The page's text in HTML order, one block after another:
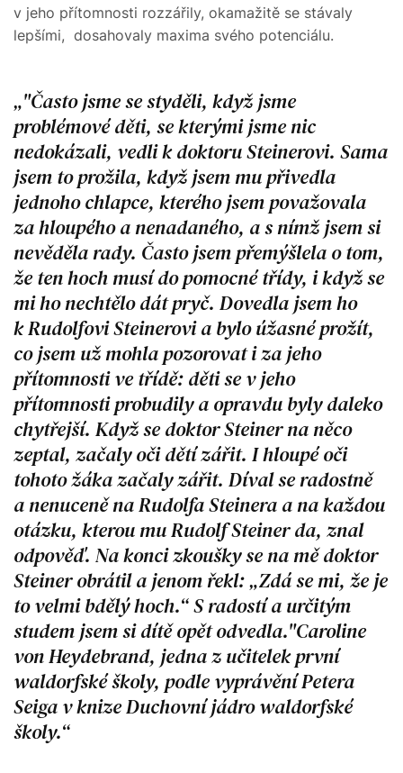
v jeho přítomnosti rozzářily, okamažitě se stávaly
lepšími, dosahovaly maxima svého potenciálu.
"Často jsme se styděli, když jsme
problémové děti, se kterými jsme nic
nedokázali, vedli k doktoru Steinerovi. Sama
jsem to prožila, když jsem mu přivedla
jednoho chlapce, kterého jsem považovala
za hloupého a nenadaného, a s nímž jsem si
nevěděla rady. Často jsem přemýšlela o tom,
že ten hoch musí do pomocné třídy, i když se
mi ho nechtělo dát pryč. Dovedla jsem ho
k Rudolfovi Steinerovi a bylo úžasné prožít,
co jsem už mohla pozorovat i za jeho
přítomnosti ve třídě: děti se v jeho
přítomnosti probudily a opravdu byly daleko
chytřejší. Když se doktor Steiner na něco
zeptal, začaly oči dětí zářit. I hloupé oči
tohoto žáka začaly zářit. Díval se radostně
a nenuceně na Rudolfa Steinera a na každou
otázku, kterou mu Rudolf Steiner da, znal
odpověď. Na konci zkoušky se na mě doktor
Steiner obrátil a jenom řekl: „Zdá se mi, že je
to velmi bdělý hoch.“ S radostí a určitým
studem jsem si dítě opět odvedla."Caroline
von Heydebrand, jedna z učitelek první
waldorfské školy, podle vyprávění Petera
Seiga v knize Duchovní jádro waldorfské
školy.